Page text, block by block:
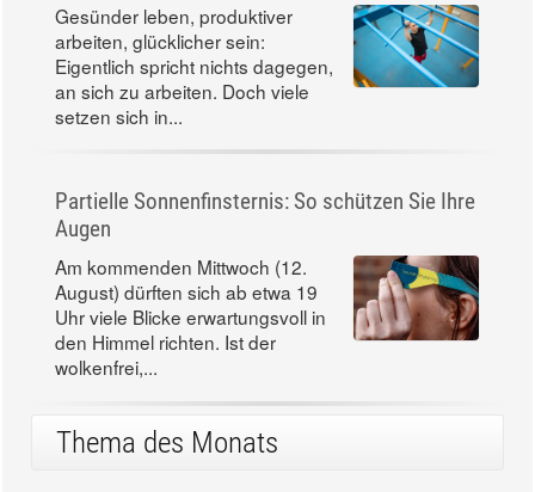
Gesünder leben, produktiver
arbeiten, glücklicher sein:
Eigentlich spricht nichts dagegen,
an sich zu arbeiten. Doch viele
setzen sich in...
Partielle Sonnenfinsternis: So schützen Sie Ihre
Augen
Am kommenden Mittwoch (12.
August) dürften sich ab etwa 19
Uhr viele Blicke erwartungsvoll in
den Himmel richten. Ist der
wolkenfrei,...
Thema des Monats